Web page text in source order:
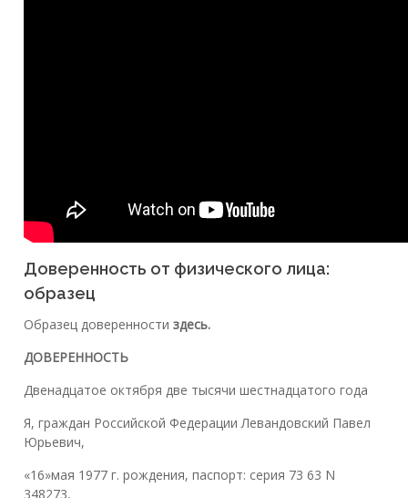
Доверенность от физического лица:
образец
Образец доверенности здесь.
ДОВЕРЕННОСТЬ
Двенадцатое октября две тысячи шестнадцатого года
Я, граждан Российской Федерации Левандовский Павел
Юрьевич,
«16»мая 1977 г. рождения, паспорт: серия 73 63 N
348273,